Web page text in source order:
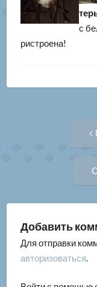
с
записям
Добавить
Для отправки
авторизоваться.